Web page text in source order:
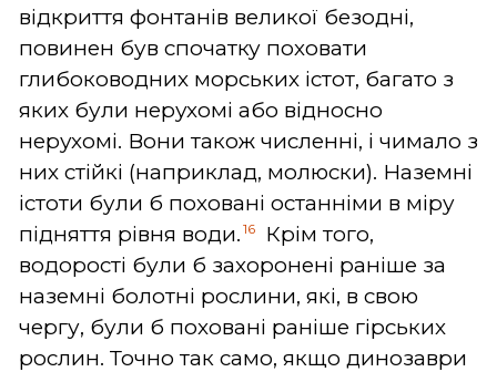
відкриття фонтанів великої безодні,
повинен був спочатку поховати
глибоководних морських істот, багато з
яких були нерухомі або відносно
нерухомі. Вони також численні, і чимало з
них стійкі (наприклад, молюски). Наземні
істоти були б поховані останніми в міру
підняття рівня води. 16
Крім того,
водорості були б захоронені раніше за
наземні болотні рослини, які, в свою
чергу, були б поховані раніше гірських
рослин. Точно так само, якщо динозаври